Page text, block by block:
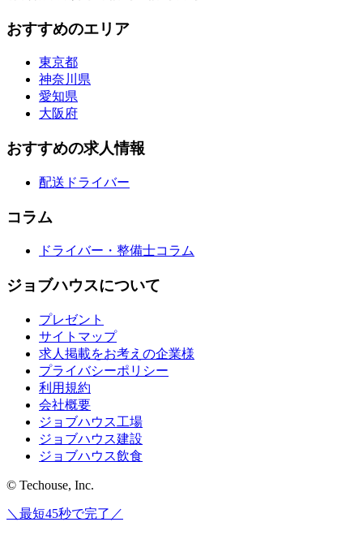
おすすめのエリア
東京都
神奈川県
愛知県
大阪府
おすすめの求人情報
配送ドライバー
コラム
ドライバー・整備士コラム
ジョブハウスについて
プレゼント
サイトマップ
求人掲載をお考えの企業様
プライバシーポリシー
利用規約
会社概要
ジョブハウス工場
ジョブハウス建設
ジョブハウス飲食
© Techouse, Inc.
＼最短45秒で完了／